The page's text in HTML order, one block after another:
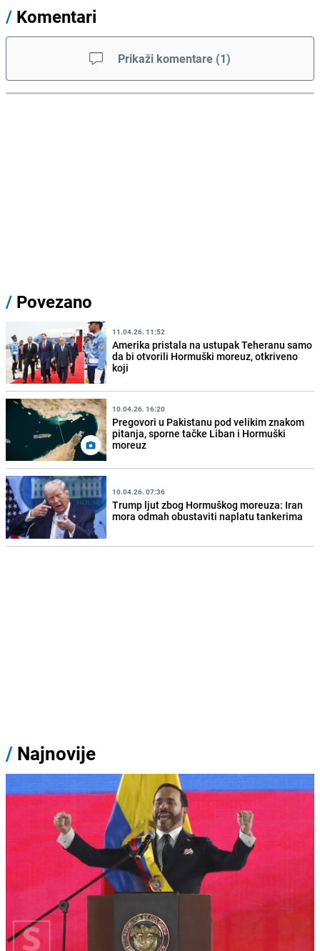
/ Komentari
Prikaži komentare (1)
/ Povezano
11.04.26. 11:52
Amerika pristala na ustupak Teheranu samo
da bi otvorili Hormuški moreuz, otkriveno
koji
10.04.26. 16:20
Pregovori u Pakistanu pod velikim znakom
pitanja, sporne tačke Liban i Hormuški
moreuz
10.04.26. 07:36
Trump ljut zbog Hormuškog moreuza: Iran
mora odmah obustaviti naplatu tankerima
/ Najnovije